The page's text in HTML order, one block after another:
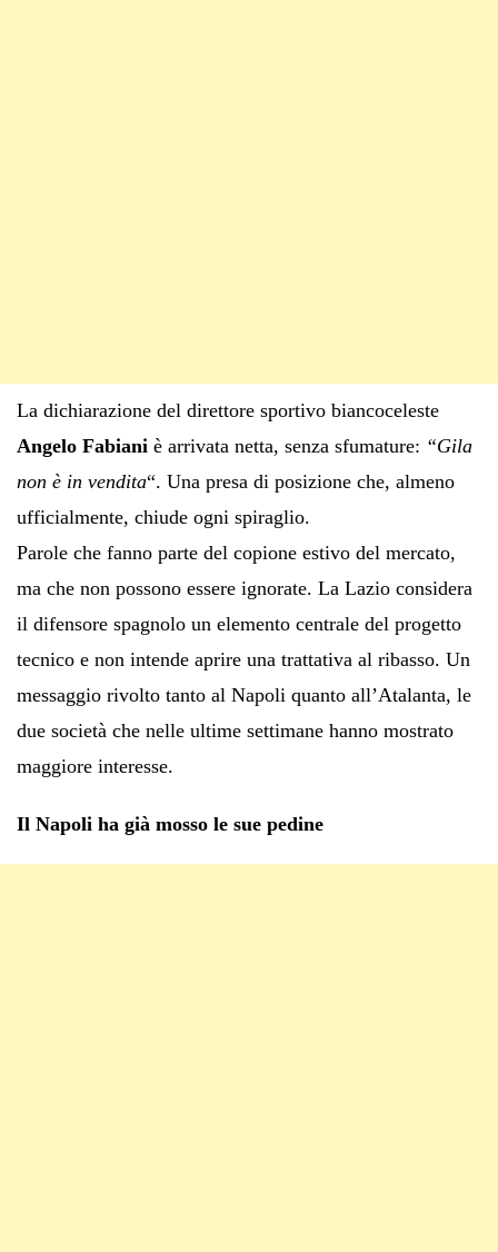
La dichiarazione del direttore sportivo biancoceleste
Angelo Fabiani è arrivata netta, senza sfumature: “Gila
non è in vendita“. Una presa di posizione che, almeno
ufficialmente, chiude ogni spiraglio.
Parole che fanno parte del copione estivo del mercato,
ma che non possono essere ignorate. La Lazio considera
il difensore spagnolo un elemento centrale del progetto
tecnico e non intende aprire una trattativa al ribasso. Un
messaggio rivolto tanto al Napoli quanto all’Atalanta, le
due società che nelle ultime settimane hanno mostrato
maggiore interesse.
Il Napoli ha già mosso le sue pedine